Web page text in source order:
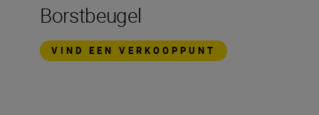
Borstbeugel
VIND EEN VERKOOPPUNT